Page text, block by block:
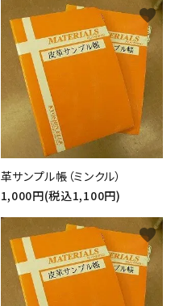
革サンプル帳（ミンクル）
1,000円(税込1,100円)
favorite
favorite